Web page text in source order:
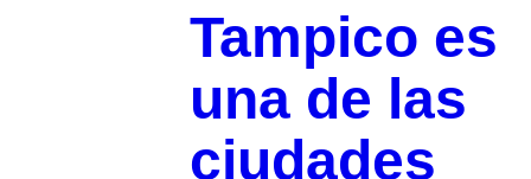
Tampico es
una de las
ciudades